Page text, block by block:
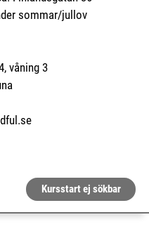
sommar/jullov
3
sida.)
Kursstart ej sökbar